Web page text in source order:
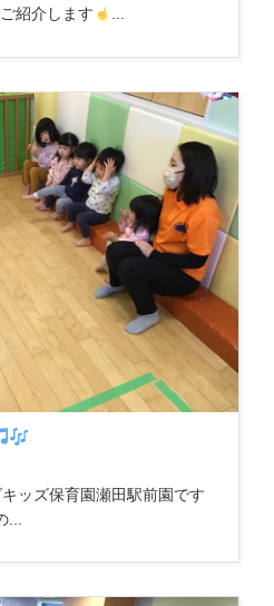
紹介します
...
ッズ保育園瀬田駅前園です